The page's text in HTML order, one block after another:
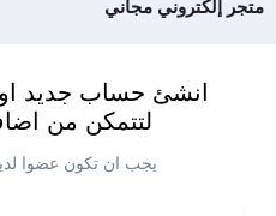
متجر إلكتروني مجاني
انشئ حساب جديد
لتتمكن من
يجب ان تكون عضوا